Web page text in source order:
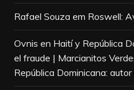
Rafael Souza em Roswell:
Ovnis en Haití y República
el fraude | Marcianitos
República Dominicana: